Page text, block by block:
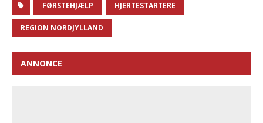
FØRSTEHJÆLP HJERTESTARTERE
REGION NORDJYLLAND
ANNONCE